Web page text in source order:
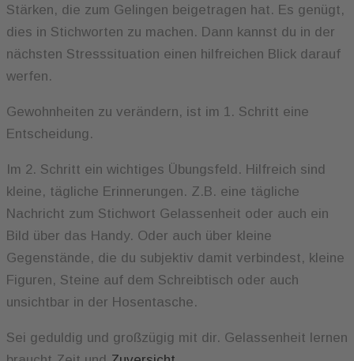
Stärken, die zum Gelingen beigetragen hat. Es genügt,
dies in Stichworten zu machen. Dann kannst du in der
nächsten Stresssituation einen hilfreichen Blick darauf
werfen.
Gewohnheiten zu verändern, ist im 1. Schritt eine
Entscheidung.
Im 2. Schritt ein wichtiges Übungsfeld. Hilfreich sind
kleine, tägliche Erinnerungen. Z.B. eine tägliche
Nachricht zum Stichwort Gelassenheit oder auch ein
Bild über das Handy. Oder auch über kleine
Gegenstände, die du subjektiv damit verbindest, kleine
Figuren, Steine auf dem Schreibtisch oder auch
unsichtbar in der Hosentasche.
Sei geduldig und großzügig mit dir. Gelassenheit lernen